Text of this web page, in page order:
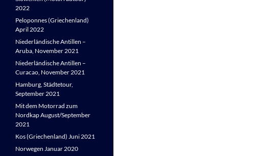
2022
Peloponnes (Griechenland)
April 2022
Niederländische Antillen –
Aruba, November 2021
Niederländische Antillen –
Curacao, November 2021
Hamburg, Städtetour,
September 2021
Mit dem Motorrad zum
Nordkap August/September
2021
Kos (Griechenland) Juni 2021
Norwegen Januar 2020